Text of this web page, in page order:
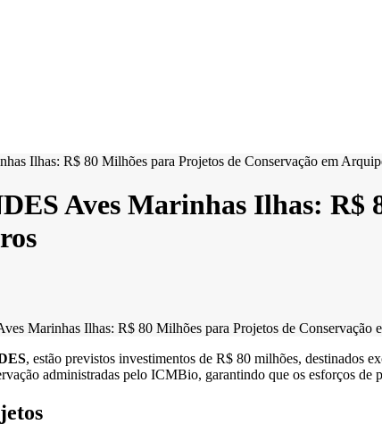
Aves Marinhas Ilhas: R$
Marinhas Ilhas: R$ 80 Milhões para Projetos de Conservação
, estão previstos investimentos de R$ 80 milhões, destinados
administradas pelo ICMBio, garantindo que os esforços de